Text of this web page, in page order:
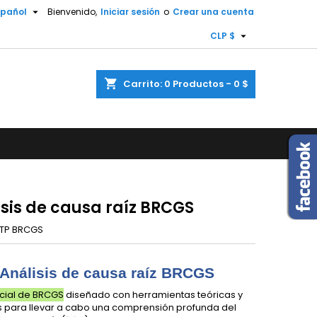
Bienvenido, Iniciar sesión o Crear una cuenta

CLP $ 
shopping_cart Carrito: 0 Productos - 0 $
de causa raíz BRCGS
BRCGS
Análisis de causa raíz BRCGS
de BRCGS diseñado con herramientas teóricas y
para llevar a cabo una comprensión profunda del